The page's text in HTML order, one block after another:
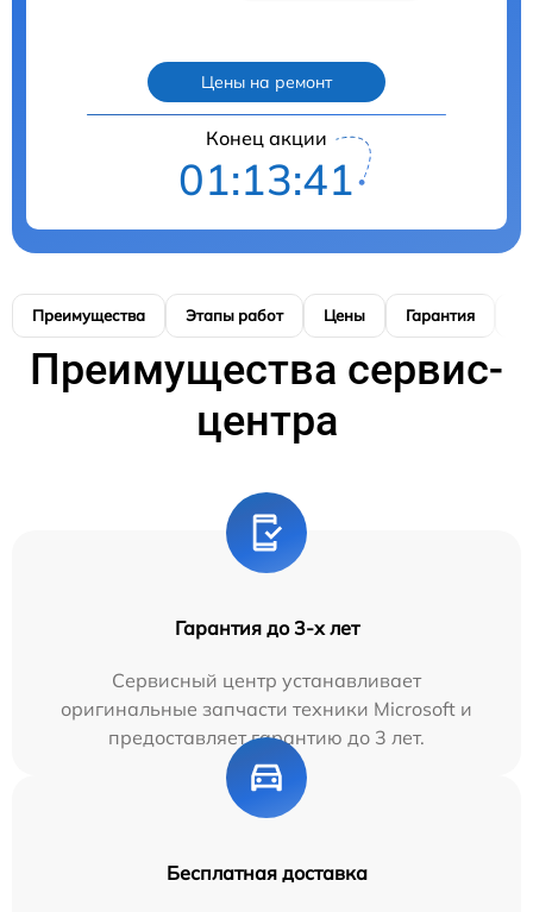
Цены на ремонт
Конец акции
01:13:40
Преимущества Этапы работ Цены Гарантия
Преимущества сервис-
центра
Гарантия до 3-х лет
Сервисный центр устанавливает
оригинальные запчасти техники Microsoft и
предоставляет гарантию до 3 лет.
Бесплатная доставка